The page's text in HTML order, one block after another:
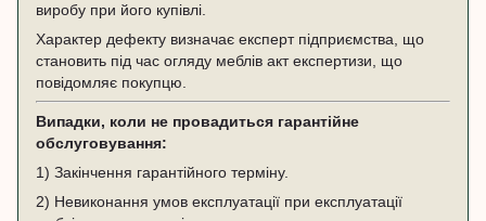
виробу при його купівлі.
Характер дефекту визначає експерт підприємства, що
становить під час огляду меблів акт експертизи, що
повідомляє покупцю.
Випадки, коли не провадиться гарантійне
обслуговування:
1) Закінчення гарантійного терміну.
2) Невиконання умов експлуатації при експлуатації